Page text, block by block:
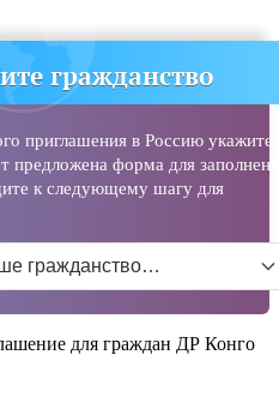
гражданство
приглашения в Россию укажите
предложена форма для
к следующему шагу для
гражданство…
для граждан ДР Конго